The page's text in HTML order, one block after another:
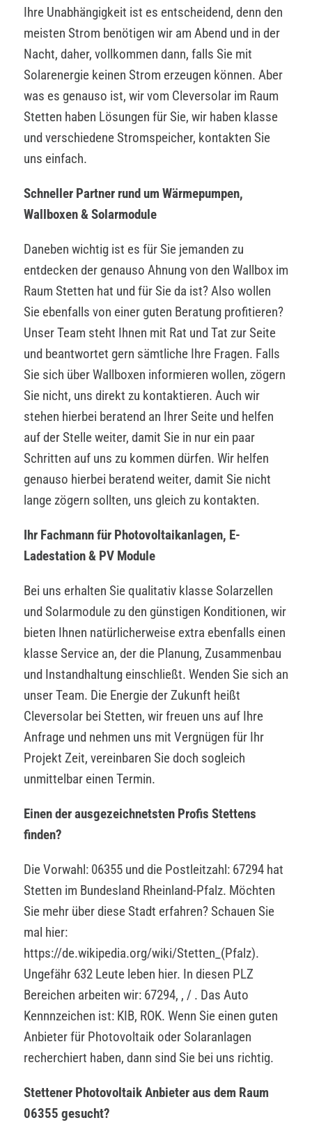
Ihre Unabhängigkeit ist es entscheidend, denn den
meisten Strom benötigen wir am Abend und in der
Nacht, daher, vollkommen dann, falls Sie mit
Solarenergie keinen Strom erzeugen können. Aber
was es genauso ist, wir vom Cleversolar im Raum
Stetten haben Lösungen für Sie, wir haben klasse
und verschiedene Stromspeicher, kontakten Sie
uns einfach.
Schneller Partner rund um Wärmepumpen,
Wallboxen & Solarmodule
Daneben wichtig ist es für Sie jemanden zu
entdecken der genauso Ahnung von den Wallbox im
Raum Stetten hat und für Sie da ist? Also wollen
Sie ebenfalls von einer guten Beratung profitieren?
Unser Team steht Ihnen mit Rat und Tat zur Seite
und beantwortet gern sämtliche Ihre Fragen. Falls
Sie sich über Wallboxen informieren wollen, zögern
Sie nicht, uns direkt zu kontaktieren. Auch wir
stehen hierbei beratend an Ihrer Seite und helfen
auf der Stelle weiter, damit Sie in nur ein paar
Schritten auf uns zu kommen dürfen. Wir helfen
genauso hierbei beratend weiter, damit Sie nicht
lange zögern sollten, uns gleich zu kontakten.
Ihr Fachmann für Photovoltaikanlagen, E-
Ladestation & PV Module
Bei uns erhalten Sie qualitativ klasse Solarzellen
und Solarmodule zu den günstigen Konditionen, wir
bieten Ihnen natürlicherweise extra ebenfalls einen
klasse Service an, der die Planung, Zusammenbau
und Instandhaltung einschließt. Wenden Sie sich an
unser Team. Die Energie der Zukunft heißt
Cleversolar bei Stetten, wir freuen uns auf Ihre
Anfrage und nehmen uns mit Vergnügen für Ihr
Projekt Zeit, vereinbaren Sie doch sogleich
unmittelbar einen Termin.
Einen der ausgezeichnetsten Profis Stettens
finden?
Die Vorwahl: 06355 und die Postleitzahl: 67294 hat
Stetten im Bundesland Rheinland-Pfalz. Möchten
Sie mehr über diese Stadt erfahren? Schauen Sie
mal hier:
https://de.wikipedia.org/wiki/Stetten_(Pfalz).
Ungefähr 632 Leute leben hier. In diesen PLZ
Bereichen arbeiten wir: 67294, , / . Das Auto
Kennnzeichen ist: KIB, ROK. Wenn Sie einen guten
Anbieter für Photovoltaik oder Solaranlagen
recherchiert haben, dann sind Sie bei uns richtig.
Stettener Photovoltaik Anbieter aus dem Raum
06355 gesucht?